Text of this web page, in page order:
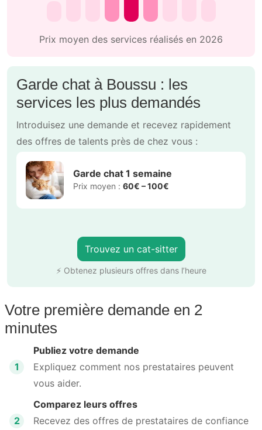
Prix moyen des services réalisés en 2026
Garde chat à Boussu : les
services les plus demandés
Introduisez une demande et recevez rapidement
des offres de talents près de chez vous :
Garde chat 1 semaine
Prix moyen : 60€ – 100€
Trouvez un cat-sitter
⚡ Obtenez plusieurs offres dans l’heure
Votre première demande en 2
minutes
1
Publiez votre demande
Expliquez comment nos prestataires peuvent
vous aider.
2
Comparez leurs offres
Recevez des offres de prestataires de confiance